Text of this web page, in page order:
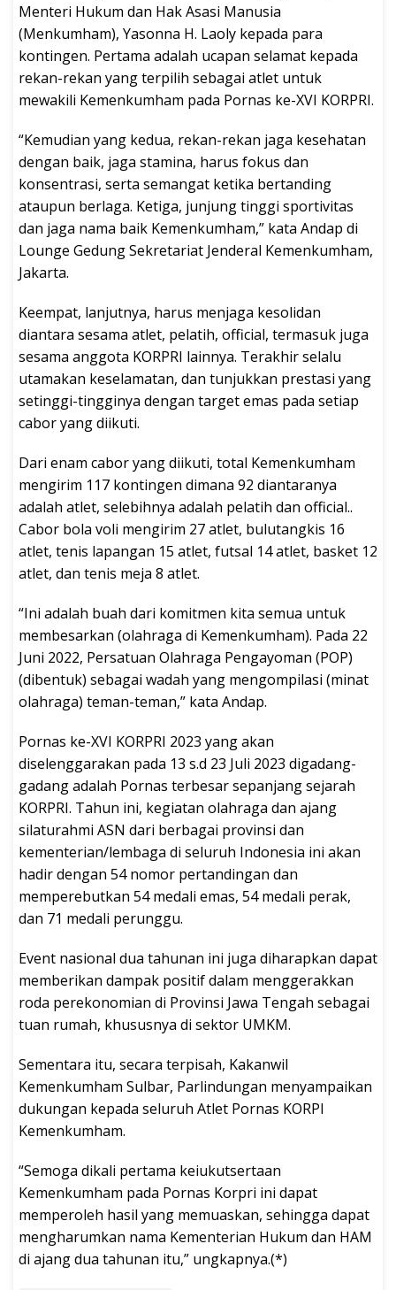
Menteri Hukum dan Hak Asasi Manusia
(Menkumham), Yasonna H. Laoly kepada para
kontingen. Pertama adalah ucapan selamat kepada
rekan-rekan yang terpilih sebagai atlet untuk
mewakili Kemenkumham pada Pornas ke-XVI KORPRI.
“Kemudian yang kedua, rekan-rekan jaga kesehatan
dengan baik, jaga stamina, harus fokus dan
konsentrasi, serta semangat ketika bertanding
ataupun berlaga. Ketiga, junjung tinggi sportivitas
dan jaga nama baik Kemenkumham,” kata Andap di
Lounge Gedung Sekretariat Jenderal Kemenkumham,
Jakarta.
Keempat, lanjutnya, harus menjaga kesolidan
diantara sesama atlet, pelatih, official, termasuk juga
sesama anggota KORPRI lainnya. Terakhir selalu
utamakan keselamatan, dan tunjukkan prestasi yang
setinggi-tingginya dengan target emas pada setiap
cabor yang diikuti.
Dari enam cabor yang diikuti, total Kemenkumham
mengirim 117 kontingen dimana 92 diantaranya
adalah atlet, selebihnya adalah pelatih dan official..
Cabor bola voli mengirim 27 atlet, bulutangkis 16
atlet, tenis lapangan 15 atlet, futsal 14 atlet, basket 12
atlet, dan tenis meja 8 atlet.
“Ini adalah buah dari komitmen kita semua untuk
membesarkan (olahraga di Kemenkumham). Pada 22
Juni 2022, Persatuan Olahraga Pengayoman (POP)
(dibentuk) sebagai wadah yang mengompilasi (minat
olahraga) teman-teman,” kata Andap.
Pornas ke-XVI KORPRI 2023 yang akan
diselenggarakan pada 13 s.d 23 Juli 2023 digadang-
gadang adalah Pornas terbesar sepanjang sejarah
KORPRI. Tahun ini, kegiatan olahraga dan ajang
silaturahmi ASN dari berbagai provinsi dan
kementerian/lembaga di seluruh Indonesia ini akan
hadir dengan 54 nomor pertandingan dan
memperebutkan 54 medali emas, 54 medali perak,
dan 71 medali perunggu.
Event nasional dua tahunan ini juga diharapkan dapat
memberikan dampak positif dalam menggerakkan
roda perekonomian di Provinsi Jawa Tengah sebagai
tuan rumah, khususnya di sektor UMKM.
Sementara itu, secara terpisah, Kakanwil
Kemenkumham Sulbar, Parlindungan menyampaikan
dukungan kepada seluruh Atlet Pornas KORPI
Kemenkumham.
“Semoga dikali pertama keiukutsertaan
Kemenkumham pada Pornas Korpri ini dapat
memperoleh hasil yang memuaskan, sehingga dapat
mengharumkan nama Kementerian Hukum dan HAM
di ajang dua tahunan itu,” ungkapnya.(*)